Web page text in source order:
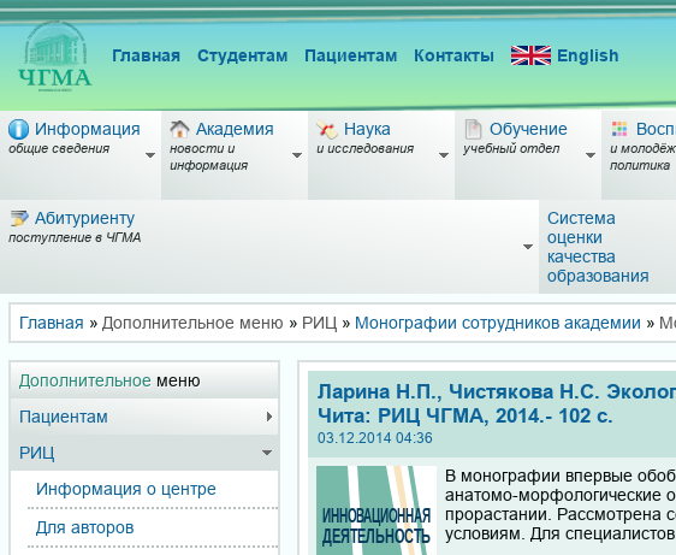
Главная Студентам Пациентам Контакты English
Информация
общие сведения
Академия
новости и
информация
Наука
и исследования
Обучение
учебный отдел
и
политика
Абитуриенту
поступление в ЧГМА
Система
оценки
качества
образования
Главная » Дополнительное меню » РИЦ » Монографии сотрудников академии »
Дополнительное меню
Пациентам
РИЦ
Информация о центре
Для авторов
Ларина Н.П., Чистякова Н.С.
Чита: РИЦ ЧГМА, 2014.- 102 с.
03.12.2014 04:36
В монографии впервые
анатомо-морфологические
прорастании. Рассмотрена
условиям. Для